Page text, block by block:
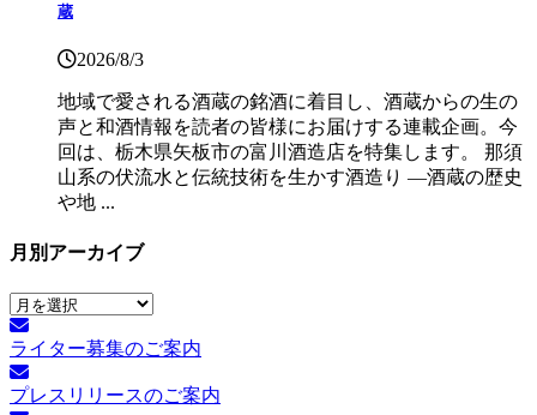
蔵
2026/8/3
地域で愛される酒蔵の銘酒に着目し、酒蔵からの生の
声と和酒情報を読者の皆様にお届けする連載企画。今
回は、栃木県矢板市の富川酒造店を特集します。 那須
山系の伏流水と伝統技術を生かす酒造り ―酒蔵の歴史
や地 ...
月別アーカイブ
月
別
ア
ー
カ
ライター募集のご案内
プレスリリースのご案内